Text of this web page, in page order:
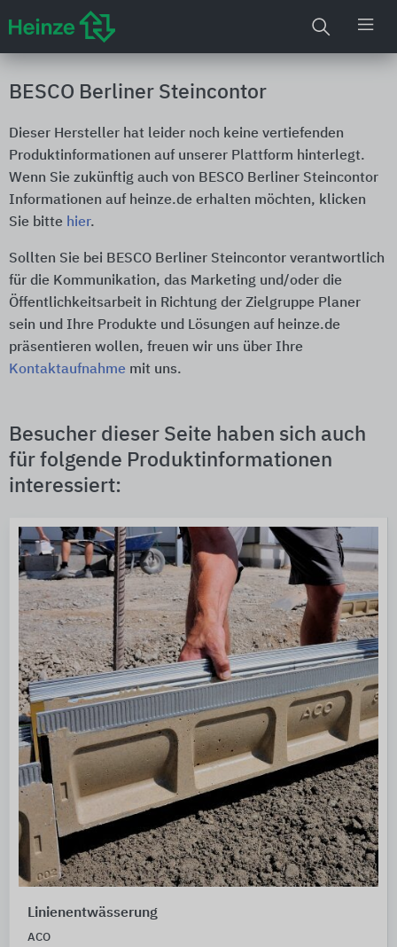
BESCO Berliner Steincontor
Dieser Hersteller hat leider noch keine vertiefenden
Produktinformationen auf unserer Plattform hinterlegt.
Wenn Sie zukünftig auch von BESCO Berliner Steincontor
Informationen auf heinze.de erhalten möchten, klicken
Sie bitte hier.
Sollten Sie bei BESCO Berliner Steincontor verantwortlich
für die Kommunikation, das Marketing und/oder die
Öffentlichkeitsarbeit in Richtung der Zielgruppe Planer
sein und Ihre Produkte und Lösungen auf heinze.de
präsentieren wollen, freuen wir uns über Ihre
Kontaktaufnahme mit uns.
Besucher dieser Seite haben sich auch
für folgende Produktinformationen
interessiert:
Linienentwässerung
ACO